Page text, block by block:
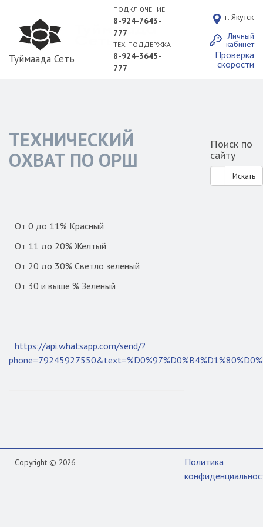
Туймаада Сеть
ПОДКЛЮЧЕНИЕ
8-924-7643-
777
ТЕХ. ПОДДЕРЖКА
8-924-3645-
777
г. Якутск
Личный
кабинет
Проверка
скорости
ТЕХНИЧЕСКИЙ
ОХВАТ ПО ОРШ
От 0 до 11% Красный
От 11 до 20% Желтый
От 20 до 30% Светло зеленый
От 30 и выше % Зеленый
https://api.whatsapp.com/send/?
Поиск по
сайту
Искать
Copyright © 2026
Политика